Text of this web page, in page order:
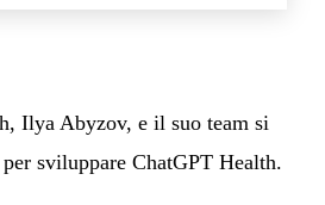
Ilya Abyzov, e il suo team si
sviluppare ChatGPT Health.